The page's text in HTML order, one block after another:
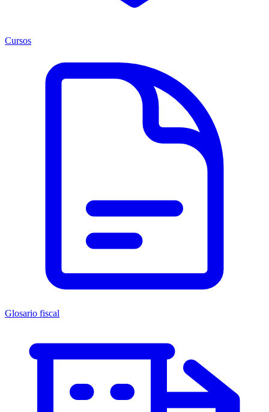
Cursos
Glosario fiscal